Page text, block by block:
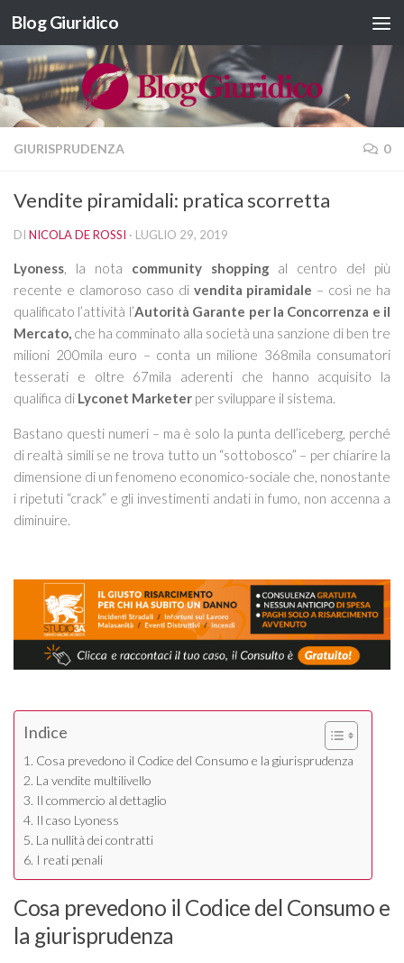
Salta al contenuto
Blog Giuridico
GIURISPRUDENZA 0
Vendite piramidali: pratica scorretta
DI NICOLA DE ROSSI · LUGLIO 29, 2019
Lyoness, la nota community shoppingal centro del più
recente e clamoroso caso di vendita piramidale – così ne ha
qualificato l’attività l’Autorità Garante per la Concorrenza e il
Mercato, che ha comminato alla società una sanzione di ben tre
milioni 200mila euro – conta un milione 368mila consumatori
tesserati e oltre 67mila aderenti che hanno acquisito la
qualifica di Lyconet Marketer per sviluppare il sistema.
Bastano questi numeri – ma è solo la punta dell’iceberg, perché
di realtà simili se ne trova tutto un “sottobosco” – per chiarire la
dimensione di un fenomeno economico-sociale che, nonostante
i ripetuti “crack” e gli investimenti andati in fumo, non accenna a
diminuire.
Indice
Cosa prevedono il Codice del Consumo e la giurisprudenza
La vendite multilivello
Il commercio al dettaglio
Il caso Lyoness
La nullità dei contratti
I reati penali
Cosa prevedono il Codice del Consumo e
la giurisprudenza